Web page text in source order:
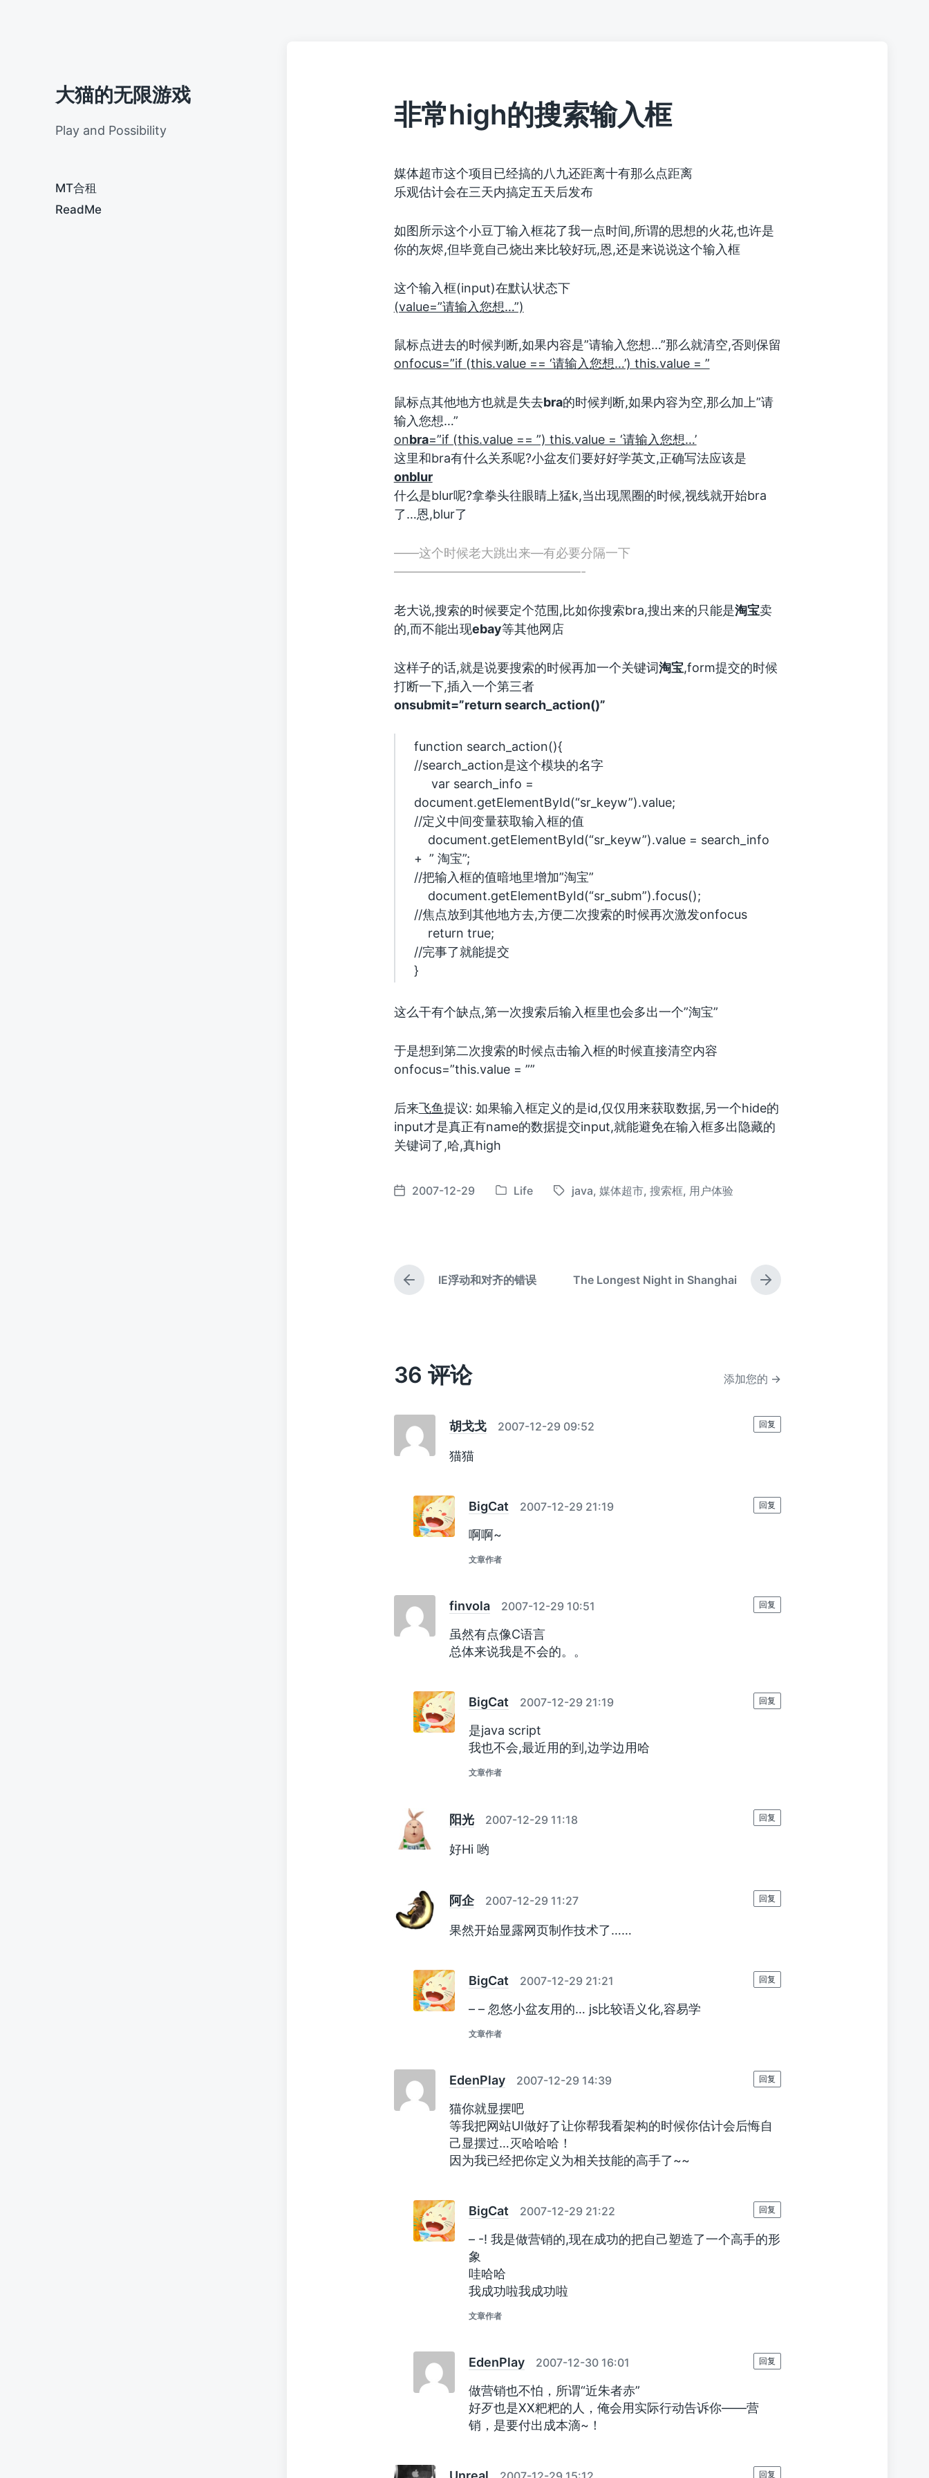
大猫的无限游戏
Play and Possibility
MT合租
ReadMe
非常high的搜索输入框
媒体超市这个项目已经搞的八九还距离十有那么点距离
乐观估计会在三天内搞定五天后发布
如图所示这个小豆丁输入框花了我一点时间,所谓的思想的火花,也许是
你的灰烬,但毕竟自己烧出来比较好玩,恩,还是来说说这个输入框
这个输入框(input)在默认状态下
(value=”请输入您想…”)
鼠标点进去的时候判断,如果内容是”请输入您想…”那么就清空,否则保留
onfocus=”if (this.value == ‘请输入您想…’) this.value = ”
鼠标点其他地方也就是失去bra的时候判断,如果内容为空,那么加上”请
输入您想…”
onbra=”if (this.value == ”) this.value = ‘请输入您想…’
这里和bra有什么关系呢?小盆友们要好好学英文,正确写法应该是
onblur
什么是blur呢?拿拳头往眼睛上猛k,当出现黑圈的时候,视线就开始bra
了…恩,blur了
——这个时候老大跳出来—有必要分隔一下
———————————————-
老大说,搜索的时候要定个范围,比如你搜索bra,搜出来的只能是淘宝卖
的,而不能出现ebay等其他网店
这样子的话,就是说要搜索的时候再加一个关键词淘宝,form提交的时候
打断一下,插入一个第三者
onsubmit=”return search_action()”
function search_action(){
//search_action是这个模块的名字
var search_info =
document.getElementById(“sr_keyw”).value;
//定义中间变量获取输入框的值
document.getElementById(“sr_keyw”).value = search_info
+ ” 淘宝”;
//把输入框的值暗地里增加”淘宝”
document.getElementById(“sr_subm”).focus();
//焦点放到其他地方去,方便二次搜索的时候再次激发onfocus
return true;
//完事了就能提交
}
这么干有个缺点,第一次搜索后输入框里也会多出一个”淘宝”
于是想到第二次搜索的时候点击输入框的时候直接清空内容
onfocus=”this.value = ””
后来飞鱼提议: 如果输入框定义的是id,仅仅用来获取数据,另一个hide的
input才是真正有name的数据提交input,就能避免在输入框多出隐藏的
关键词了,哈,真high
发
2007-12-29
发
Life
标
java, 媒体超市, 搜索框, 用户体验
上
篇
IE浮动和对齐的错误
下
篇
The Longest Night in Shanghai
36 评论 添加您的 →
胡戈戈 2007-12-29 09:52
猫猫
回复
BigCat 2007-12-29 21:19
啊啊~
文章作者
回复
finvola 2007-12-29 10:51
虽然有点像C语言
总体来说我是不会的。。
回复
BigCat 2007-12-29 21:19
是java script
我也不会,最近用的到,边学边用哈
文章作者
回复
阳光 2007-12-29 11:18
好Hi 哟
回复
阿企 2007-12-29 11:27
果然开始显露网页制作技术了……
回复
BigCat 2007-12-29 21:21
– – 忽悠小盆友用的… js比较语义化,容易学
文章作者
回复
EdenPlay 2007-12-29 14:39
猫你就显摆吧
等我把网站UI做好了让你帮我看架构的时候你估计会后悔自
己显摆过…灭哈哈哈！
因为我已经把你定义为相关技能的高手了~~
回复
BigCat 2007-12-29 21:22
– -! 我是做营销的,现在成功的把自己塑造了一个高手的形
象
哇哈哈
我成功啦我成功啦
文章作者
回复
EdenPlay 2007-12-30 16:01
做营销也不怕，所谓“近朱者赤”
好歹也是XX粑粑的人，俺会用实际行动告诉你——营
销，是要付出成本滴~！
回复
回复